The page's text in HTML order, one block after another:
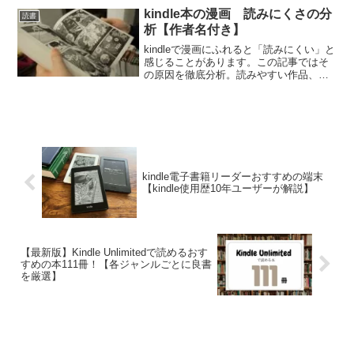
います。
読書
kindle本の漫画 読みにくさの分
析【作者名付き】
kindleで漫画にふれると「読みにくい」と
感じることがあります。この記事ではそ
の原因を徹底分析。読みやすい作品、そ
kindle電子書籍リーダーおすすめの端末
【kindle使用歴10年ユーザーが解説】
【最新版】Kindle Unlimitedで読めるおす
すめの本111冊！【各ジャンルごとに良書
を厳選】